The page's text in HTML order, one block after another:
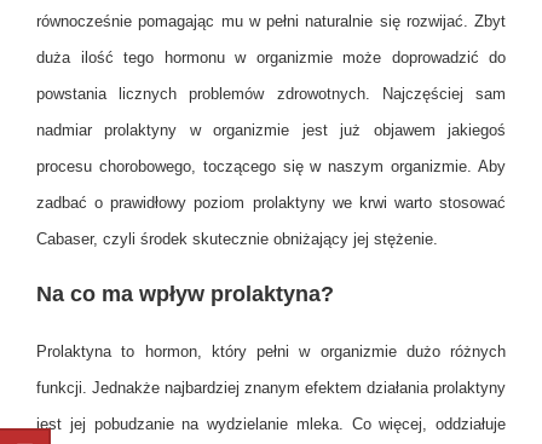
równocześnie pomagając mu w pełni naturalnie się rozwijać. Zbyt
duża ilość tego hormonu w organizmie może doprowadzić do
powstania licznych problemów zdrowotnych. Najczęściej sam
nadmiar prolaktyny w organizmie jest już objawem jakiegoś
procesu chorobowego, toczącego się w naszym organizmie. Aby
zadbać o prawidłowy poziom prolaktyny we krwi warto stosować
Cabaser, czyli środek skutecznie obniżający jej stężenie.
Na co ma wpływ prolaktyna?
Prolaktyna to hormon, który pełni w organizmie dużo różnych
funkcji. Jednakże najbardziej znanym efektem działania prolaktyny
jest jej pobudzanie na wydzielanie mleka. Co więcej, oddziałuje